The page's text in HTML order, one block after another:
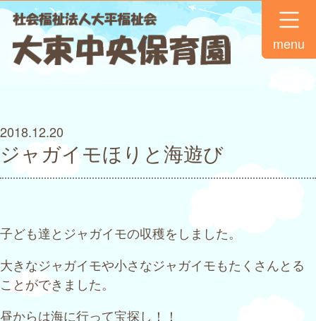
menu
ジャガイモほりと海遊び
2018.12.20
子ども達とジャガイモの収穫をしました。
大きなジャガイモや小さなジャガイモもたくさんとる
ことができました。
昼からは海に行って宝探し！！